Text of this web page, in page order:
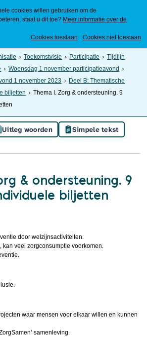
cookies willen gebruiken om de
staat u dit toe? Meer informatie over de
Cookies toestaan
Cookies niet toestaan
Toekomstvisie Participatie
Tijdlijn
Woensdag 1 november participatieavond
1 november 2023
Deel B: Thematische
biljetten
Thema I. Zorg & ondersteuning. 9
Uitleg woorden Simpele tekst
& ondersteuning. 9
biljetten
door welzijnsactiviteiten.
kan veel zorgconsumptie voorkomen.
waar mensen voor elkaar willen en kunnen
samenleving.